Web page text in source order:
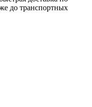
до транспортных